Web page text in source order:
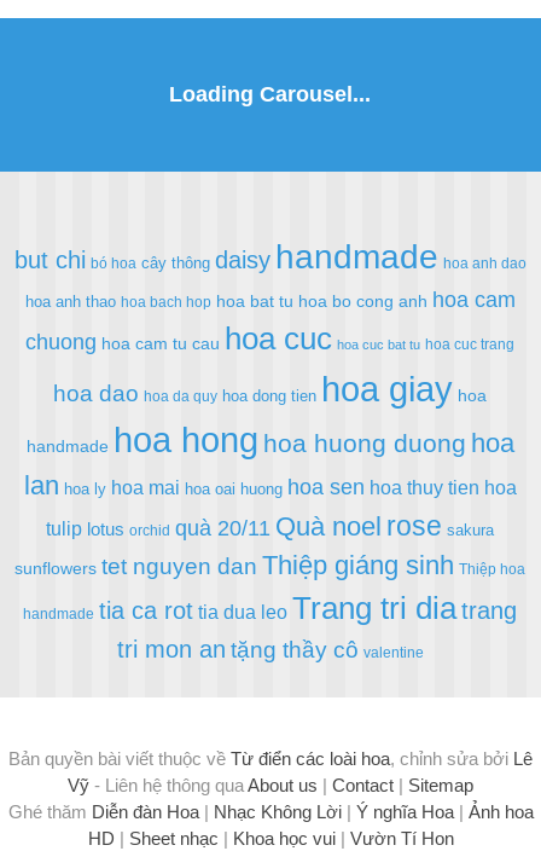
but chi bó hoa cây thông daisy handmade hoa anh dao
hoa anh thao hoa bach hop hoa bat tu hoa bo cong anh hoa cam
chuong hoa cam tu cau hoa cuc hoa cuc bat tu hoa cuc trang
hoa dao hoa da quy hoa dong tien hoa giay hoa
handmade hoa hong hoa huong duong hoa
lan hoa ly hoa mai hoa oai huong hoa sen hoa thuy tien hoa
tulip lotus orchid quà 20/11 Quà noel rose sakura
sunflowers tet nguyen dan Thiệp giáng sinh Thiệp hoa
handmade tia ca rot tia dua leo Trang tri diatrang
tri mon an tặng thầy cô valentine
Bản quyền bài viết thuộc về Từ điển các loài hoa, chỉnh sửa bởi Lê
Vỹ - Liên hệ thông quaAbout us Contact
Sitemap
Ghé thăm Diễn đàn Hoa| Nhạc Không Lời| Ý nghĩa Hoa| Ảnh hoa
HD
Sheet nhạc Khoa học vui| Vườn Tí Hon